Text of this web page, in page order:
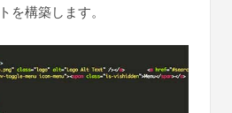
を構築します。